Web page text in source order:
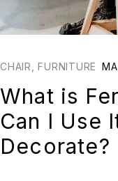
CHAIR ,FURNITURE
What is
Can I Use
Decorate?